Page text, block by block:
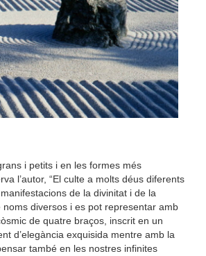
i petits i en les formes més
l’autor, “El culte a molts déus diferents
de la divinitat i de la
diversos i es pot representar amb
de quatre braços, inscrit en un
d’elegància exquisida mentre amb la
també en les nostres infinites